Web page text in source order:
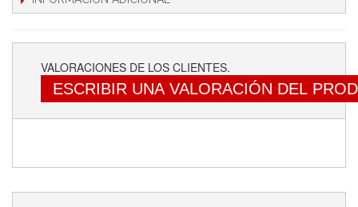
VALORACIONES DE LOS CLIENTES.
ESCRIBIR UNA VALORACIÓN DEL